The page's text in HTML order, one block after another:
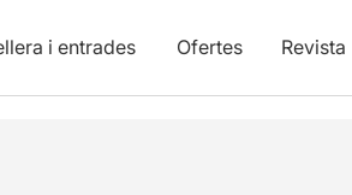
i entrades Ofertes Revista